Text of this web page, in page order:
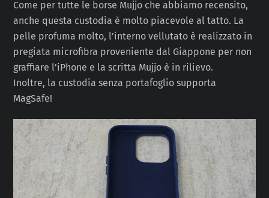
Come per tutte le borse Mujjo che abbiamo recensito,
anche questa custodia è molto piacevole al tatto. La
pelle profuma molto, l’interno vellutato è realizzato in
pregiata microfibra proveniente dal Giappone per non
graffiare l’iPhone e la scritta Mujjo è in rilievo.
Inoltre, la custodia senza portafoglio supporta
MagSafe!